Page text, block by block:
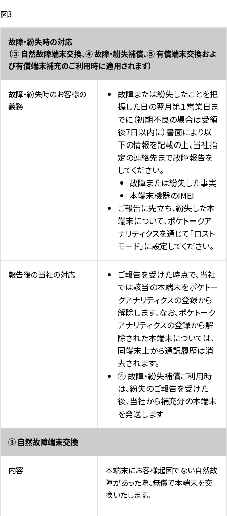
図3
故障・紛失時の対応
（③ 自然故障端末交換、④ 故障・紛失補償、⑤ 有償端末交換およ
び有償端末補充のご利用時に適用されます）
故障・紛失時のお客様の
義務
故障または紛失したことを把
握した日の翌月第１営業日ま
でに（初期不良の場合は受領
後7日以内に）書面により以
下の情報を記載の上、当社指
定の連絡先まで故障報告を
してください。
故障または紛失した事実
本端末機器のIMEI
ご報告に先立ち、紛失した本
端末について、ポケトークア
ナリティクスを通じて「ロスト
モード」に設定してください。
報告後の当社の対応
ご報告を受けた時点で、当社
では該当の本端末をポケトー
クアナリティクスの登録から
解除します。なお、ポケトーク
アナリティクスの登録から解
除された本端末については、
同端末上から通訳履歴は消
去されます。
④ 故障・紛失補償ご利用時
は、紛失のご報告を受けた
後、当社から補充分の本端末
を発送します
③ 自然故障端末交換
内容
本端末にお客様起因でない自然故
障があった際、無償で本端末を交
換いたします。